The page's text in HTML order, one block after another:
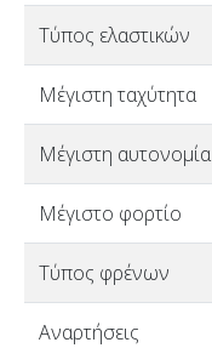
Τύπος ελαστικών
Μέγιστη ταχύτητα
Μέγιστη αυτονομία
Μέγιστο φορτίο
Τύπος φρένων
Αναρτήσεις